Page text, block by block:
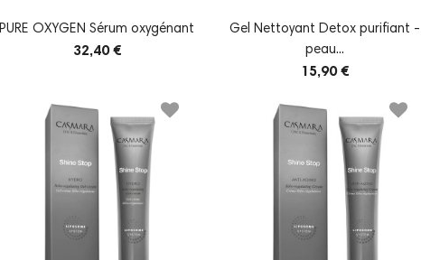
PURE OXYGEN Sérum oxygénant
32,40 €
Gel Nettoyant Detox purifiant -
peau...
15,90 €